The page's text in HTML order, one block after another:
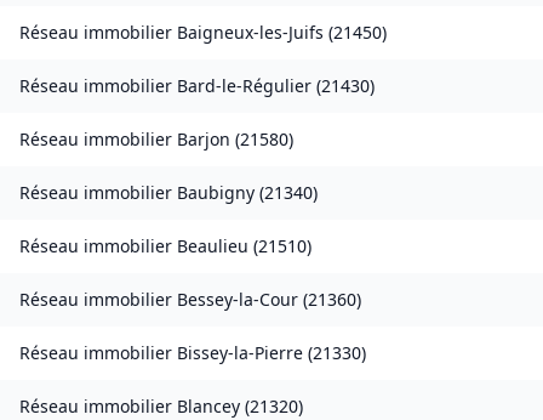
Réseau immobilier Baigneux-les-Juifs (21450)
Réseau immobilier Bard-le-Régulier (21430)
Réseau immobilier Barjon (21580)
Réseau immobilier Baubigny (21340)
Réseau immobilier Beaulieu (21510)
Réseau immobilier Bessey-la-Cour (21360)
Réseau immobilier Bissey-la-Pierre (21330)
Réseau immobilier Blancey (21320)